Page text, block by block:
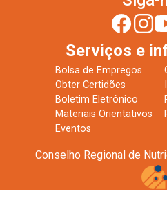
Serviços e
Bolsa de Empregos
Obter Certidões
Boletim Eletrônico
Materiais Orientativos
Eventos
Conselho Regional de